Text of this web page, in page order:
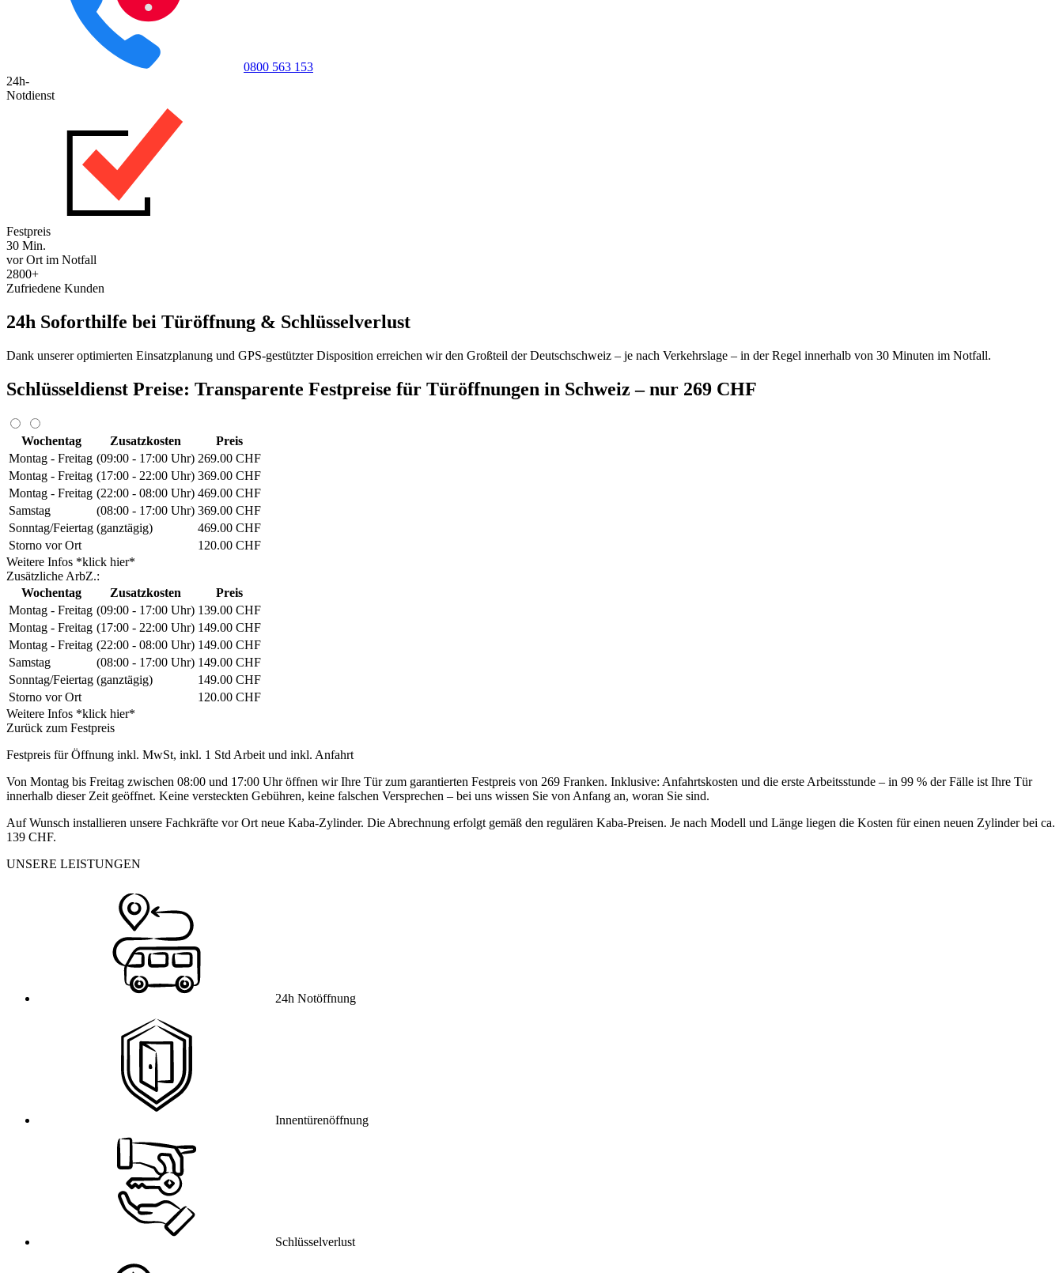
0800 563 153
24h-
Notdienst
Festpreis
30 Min.
vor Ort im Notfall
2800+
Zufriedene Kunden
24h Soforthilfe bei Türöffnung & Schlüsselverlust
Dank unserer optimierten Einsatzplanung und GPS-gestützter Disposition erreichen wir den Großteil der Deutschschweiz – je nach Verkehrslage – in der Regel innerhalb von 30 Minuten im Notfall.
Schlüsseldienst Preise: Transparente Festpreise für Türöffnungen in Schweiz – nur 269 CHF
Wochentag Zusatzkosten
Preis
Montag - Freitag (09:00 - 17:00 Uhr) 269.00 CHF
Montag - Freitag (17:00 - 22:00 Uhr) 369.00 CHF
Montag - Freitag (22:00 - 08:00 Uhr) 469.00 CHF
Samstag
(08:00 - 17:00 Uhr) 369.00 CHF
Sonntag/Feiertag (ganztägig)
469.00 CHF
Storno vor Ort
120.00 CHF
Weitere Infos *klick hier*
Zusätzliche ArbZ.:
Wochentag
Zusatzkosten
Preis
Montag - Freitag (09:00 - 17:00 Uhr) 139.00 CHF
Montag - Freitag (17:00 - 22:00 Uhr) 149.00 CHF
Montag - Freitag (22:00 - 08:00 Uhr) 149.00 CHF
Samstag
(08:00 - 17:00 Uhr) 149.00 CHF
Sonntag/Feiertag (ganztägig)
149.00 CHF
Storno vor Ort
120.00 CHF
Weitere Infos *klick hier*
Zurück zum Festpreis
Festpreis für Öffnung inkl. MwSt, inkl. 1 Std Arbeit und inkl. Anfahrt
Von Montag bis Freitag zwischen 08:00 und 17:00 Uhr öffnen wir Ihre Tür zum garantierten Festpreis von 269 Franken. Inklusive: Anfahrtskosten und die erste Arbeitsstunde – in 99 % der Fälle ist Ihre Tür
innerhalb dieser Zeit geöffnet. Keine versteckten Gebühren, keine falschen Versprechen – bei uns wissen Sie von Anfang an, woran Sie sind.
Auf Wunsch installieren unsere Fachkräfte vor Ort neue Kaba-Zylinder. Die Abrechnung erfolgt gemäß den regulären Kaba-Preisen. Je nach Modell und Länge liegen die Kosten für einen neuen Zylinder bei ca.
139 CHF.
UNSERE LEISTUNGEN
24h Notöffnung
Innentürenöffnung
Schlüsselverlust